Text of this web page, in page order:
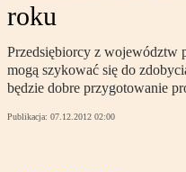
roku
Przedsiębiorcy z województw
mogą szykować się do
będzie dobre przygotowanie
Publikacja: 07.12.2012 02:00